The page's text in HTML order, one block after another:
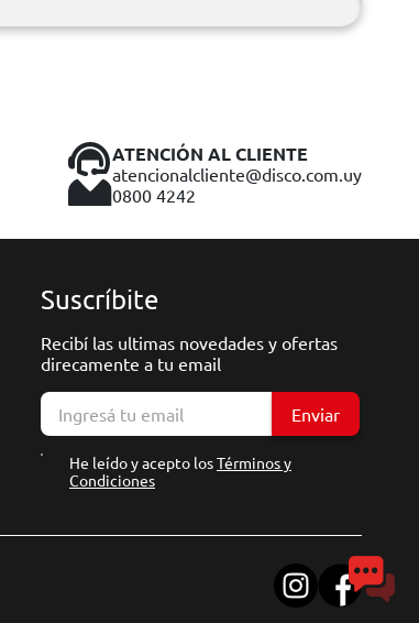
ATENCIÓN AL CLIENTE
atencionalcliente@disco.com.uy
0800 4242
Suscríbite
Recibí las ultimas novedades y ofertas
direcamente a tu email
Enviar
He leído y acepto losTérminos y
Condiciones